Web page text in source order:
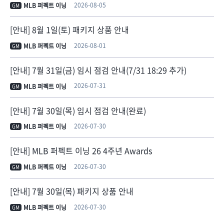
GM MLB 퍼펙트 이닝 2026-08-05
[안내] 8월 1일(토) 패키지 상품 안내
GM MLB 퍼펙트 이닝 2026-08-01
[안내] 7월 31일(금) 임시 점검 안내(7/31 18:29 추가)
GM MLB 퍼펙트 이닝 2026-07-31
[안내] 7월 30일(목) 임시 점검 안내(완료)
GM MLB 퍼펙트 이닝 2026-07-30
[안내] MLB 퍼펙트 이닝 26 4주년 Awards
GM MLB 퍼펙트 이닝 2026-07-30
[안내] 7월 30일(목) 패키지 상품 안내
GM MLB 퍼펙트 이닝 2026-07-30